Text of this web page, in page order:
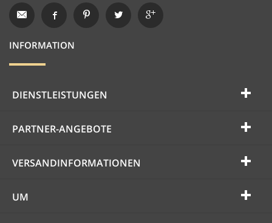
INFORMATION
DIENSTLEISTUNGEN
PARTNER-ANGEBOTE
VERSANDINFORMATIONEN
UM